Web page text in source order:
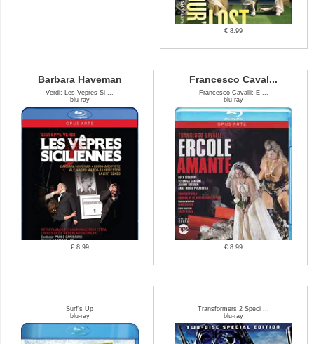
€ 8.99
Barbara Haveman
Verdi: Les Vepres Si ...
blu-ray
€ 8.99
Francesco Caval...
Francesco Cavalli: E ...
blu-ray
€ 8.99
Surf's Up
blu-ray
Transformers 2 Speci ...
blu-ray